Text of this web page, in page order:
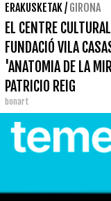
ERAKUSKETAK/ GIRONA
EL CENTRE
FUNDACIÓ VILA
'ANATOMIA DE LA
PATRICIO REIG
bonart